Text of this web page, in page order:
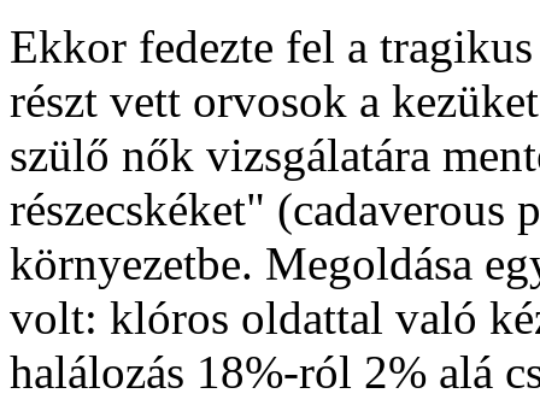
Ekkor fedezte fel a
részt vett orvosok a
szülő nők vizsgálatára
részecskéket"
környezetbe. Megoldása
volt: klóros oldattal való
halálozás 18%-ról 2% alá